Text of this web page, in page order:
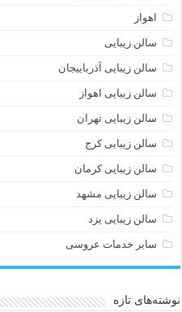
اهواز
سالن زیبایی
سالن زیبایی آذرباییجان
سالن زیبایی اهواز
سالن زیبایی تهران
سالن زیبایی کرج
سالن زیبایی کرمان
سالن زیبایی مشهد
سالن زیبایی یزد
سایر خدمات عروسی
نوشته‌های تازه